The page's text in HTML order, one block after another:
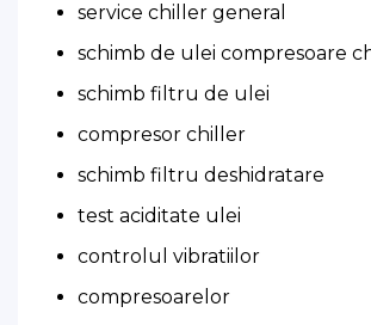
service chiller general
schimb de ulei compresoare
schimb filtru de ulei
compresor chiller
schimb filtru deshidratare
test aciditate ulei
controlul vibratiilor
compresoarelor